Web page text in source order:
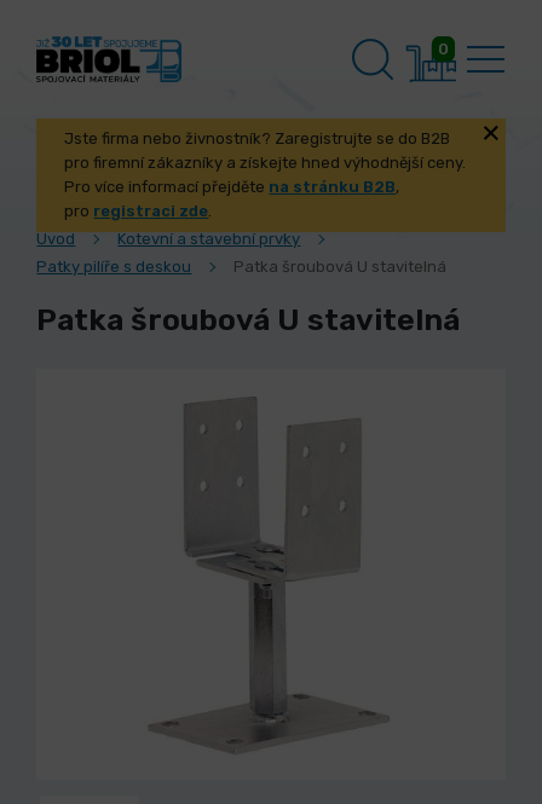
0
Jste firma nebo živnostník? Zaregistrujte se do B2B
pro firemní zákazníky a získejte hned výhodnější ceny.
Pro více informací přejděte na stránku B2B,
pro registraci zde.
Úvod
Kotevní a stavební prvky
Patky pilíře s deskou
Patka šroubová U stavitelná
Patka šroubová U stavitelná